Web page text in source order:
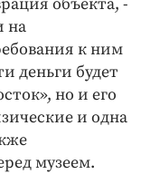
на
к ним
деньги будет
но и его
и одна
музеем.